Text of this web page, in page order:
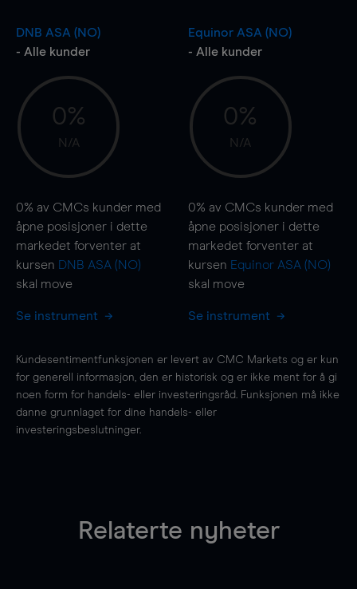
DNB ASA (NO)
- Alle kunder
0%
N/A
0% av CMCs kunder med
åpne posisjoner i dette
markedet forventer at
kursen DNB ASA (NO)
skal move
Se instrument
Equinor ASA (NO)
- Alle kunder
0%
N/A
0% av CMCs kunder med
åpne posisjoner i dette
markedet forventer at
kursen Equinor ASA (NO)
skal move
Se instrument
Kundesentimentfunksjonen er levert av CMC Markets og er kun
for generell informasjon, den er historisk og er ikke ment for å gi
noen form for handels- eller investeringsråd. Funksjonen må ikke
danne grunnlaget for dine handels- eller
investeringsbeslutninger.
Relaterte nyheter